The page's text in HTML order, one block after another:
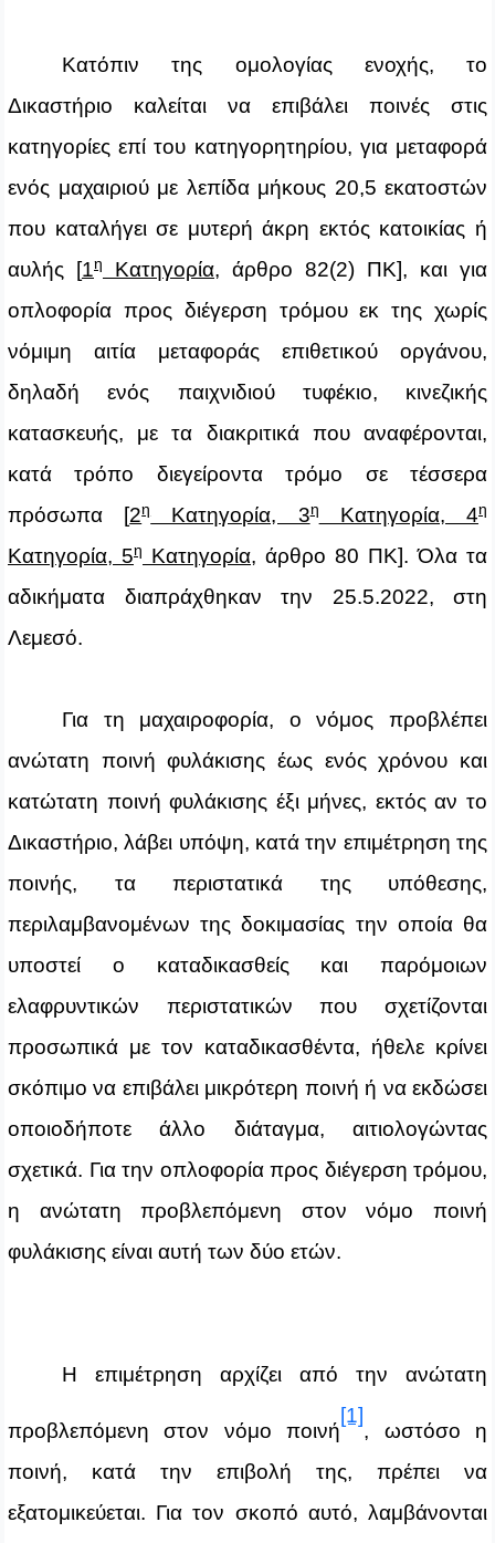
Κατόπιν της ομολογίας ενοχής, το
Δικαστήριο καλείται να επιβάλει ποινές στις
κατηγορίες επί του κατηγορητηρίου, για μεταφορά
ενός μαχαιριού με λεπίδα μήκους 20,5 εκατοστών
που καταλήγει σε μυτερή άκρη εκτός κατοικίας ή
αυλής [1η Κατηγορία, άρθρο 82(2) ΠΚ], και για
οπλοφορία προς διέγερση τρόμου εκ της χωρίς
νόμιμη αιτία μεταφοράς επιθετικού οργάνου,
δηλαδή ενός παιχνιδιού τυφέκιο, κινεζικής
κατασκευής, με τα διακριτικά που αναφέρονται,
κατά τρόπο διεγείροντα τρόμο σε τέσσερα
πρόσωπα [2ηΚατηγορία, 3η Κατηγορία, 4η
Κατηγορία, 5η Κατηγορία, άρθρο 80 ΠΚ]. Όλα τα
αδικήματα διαπράχθηκαν την 25.5.2022, στη
Λεμεσό.
Για τη μαχαιροφορία, ο νόμος προβλέπει
ανώτατη ποινή φυλάκισης έως ενός χρόνου και
κατώτατη ποινή φυλάκισης έξι μήνες, εκτός αν το
Δικαστήριο, λάβει υπόψη, κατά την επιμέτρηση της
ποινής, τα περιστατικά της υπόθεσης,
περιλαμβανομένων της δοκιμασίας την οποία θα
υποστεί ο καταδικασθείς και παρόμοιων
ελαφρυντικών περιστατικών που σχετίζονται
προσωπικά με τον καταδικασθέντα, ήθελε κρίνει
σκόπιμο να επιβάλει μικρότερη ποινή ή να εκδώσει
οποιοδήποτε άλλο διάταγμα, αιτιολογώντας
σχετικά. Για την οπλοφορία προς διέγερση τρόμου,
η ανώτατη προβλεπόμενη στον νόμο ποινή
φυλάκισης είναι αυτή των δύο ετών.
Η επιμέτρηση αρχίζει από την ανώτατη
προβλεπόμενη στον νόμο ποινή
[1]
, ωστόσο η
ποινή, κατά την επιβολή της, πρέπει να
εξατομικεύεται. Για τον σκοπό αυτό, λαμβάνονται